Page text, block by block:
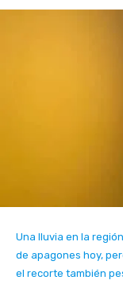
Una lluvia en la
de apagones hoy,
el recorte también